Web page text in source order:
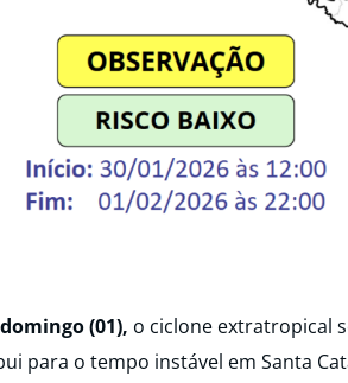
(01), o ciclone extratropical
para o tempo instável em Santa